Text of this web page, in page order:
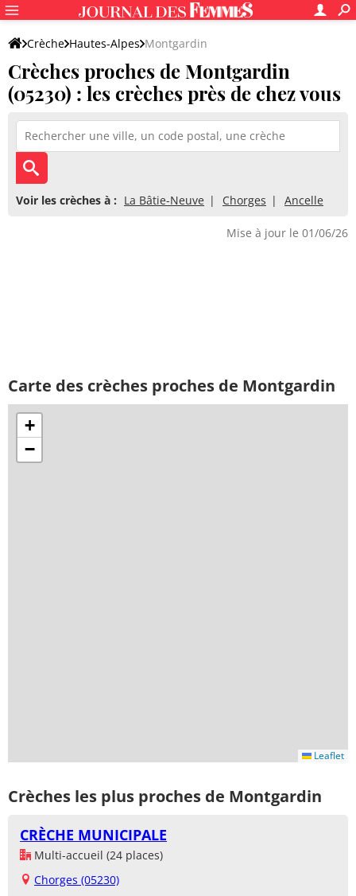
Crèche Hautes-Alpes Montgardin
Crèches proches de Montgardin
(05230) : les crèches près de chez vous
Voir les crèches à : La Bâtie-Neuve Chorges Ancelle
Mise à jour le 01/06/26
Carte des crèches proches de Montgardin
+
−
Leaflet
Crèches les plus proches de Montgardin
CRÈCHE MUNICIPALE
Multi-accueil (24 places)
Chorges (05230)